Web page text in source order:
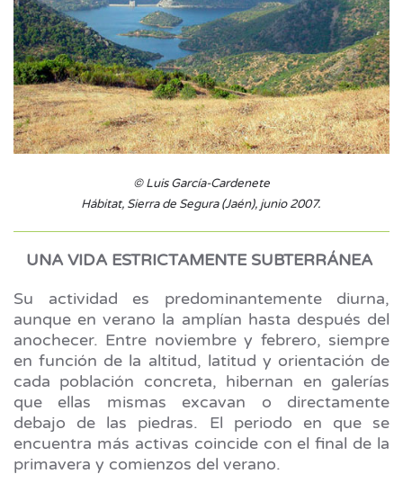
© Luis García-Cardenete
Hábitat, Sierra de Segura (Jaén), junio 2007.
UNA VIDA ESTRICTAMENTE SUBTERRÁNEA
Su actividad es predominantemente diurna,
aunque en verano la amplían hasta después del
anochecer. Entre noviembre y febrero, siempre
en función de la altitud, latitud y orientación de
cada población concreta, hibernan en galerías
que ellas mismas excavan o directamente
debajo de las piedras. El periodo en que se
encuentra más activas coincide con el final de la
primavera y comienzos del verano.